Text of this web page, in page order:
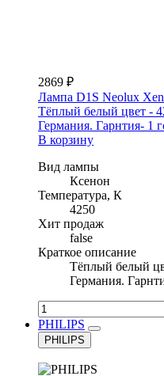
2869 ₽
Лампа D1S Neolux
Тёплый белый цвет -
Германия. Гарнтия- 1
В корзину
Вид лампы
Ксенон
Температура, К
4250
Хит продаж
false
Краткое описание
Тёплый белый
Германия.
PHILIPS
PHILIPS